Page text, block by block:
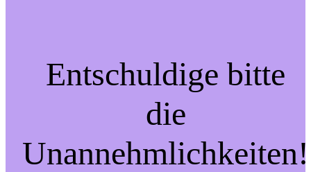
Entschuldige bitte
die
Unannehmlichkeiten!